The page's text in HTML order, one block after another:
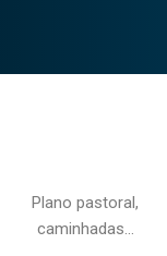
Plano pastoral,
caminhadas…